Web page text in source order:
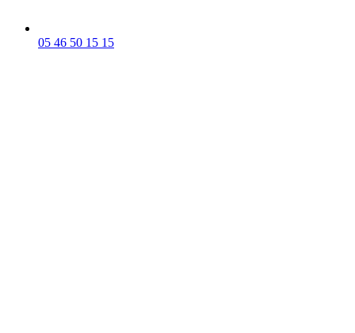
05 46 50 15 15